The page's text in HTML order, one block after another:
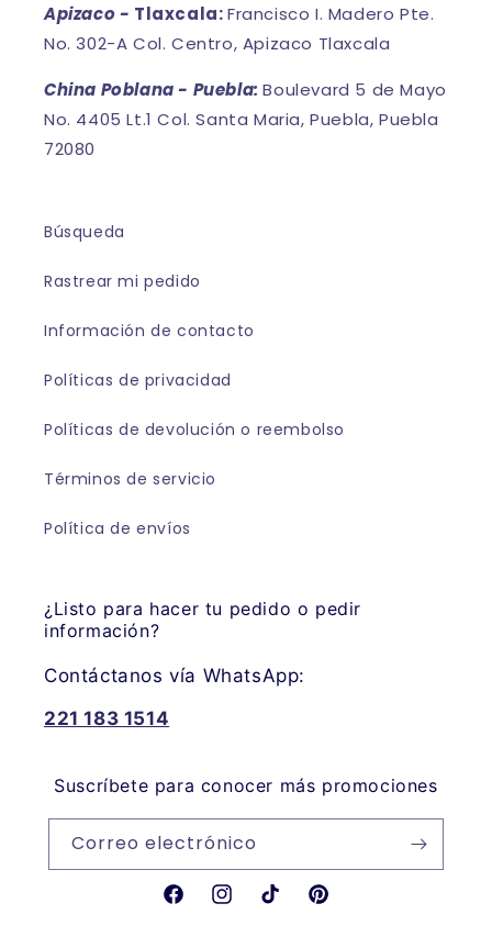
Apizaco - Tlaxcala:Francisco I. Madero Pte.
No. 302-A Col. Centro, Apizaco Tlaxcala
China Poblana - Puebla:Boulevard 5 de Mayo
No. 4405 Lt.1 Col. Santa Maria, Puebla, Puebla
72080
Búsqueda
Rastrear mi pedido
Información de contacto
Políticas de privacidad
Políticas de devolución o reembolso
Términos de servicio
Política de envíos
¿Listo para hacer tu pedido o pedir
información?
Contáctanos vía WhatsApp:
221 183 1514
Suscríbete para conocer más promociones
Correo electrónico
FacebookInstagramTikTokPinterest